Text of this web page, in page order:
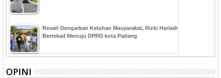
Resah Dengarkan Keluhan Masyarakat, Rizki Hariadi
Bertekad Menuju DPRD kota Padang
OPINI